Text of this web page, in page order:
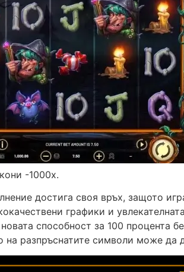
-1000x.
достига своя връх, защото
графики и
способност за 100 процента
на разпръснатите символи може да